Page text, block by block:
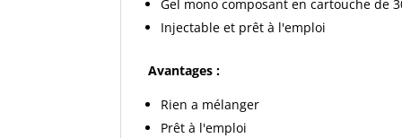
Gel mono composant en cartouche de
Injectable et prêt à l'emploi
Avantages :
Rien a mélanger
Prêt à l'emploi